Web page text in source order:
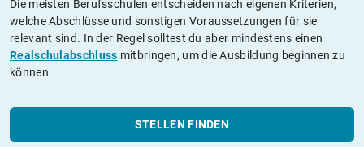
Die meisten Berufsschulen entscheiden nach eigenen Kriterien,
welche Abschlüsse und sonstigen Voraussetzungen für sie
relevant sind. In der Regel solltest du aber mindestens einen
Realschulabschluss mitbringen, um die Ausbildung beginnen zu
können.
STELLEN FINDEN